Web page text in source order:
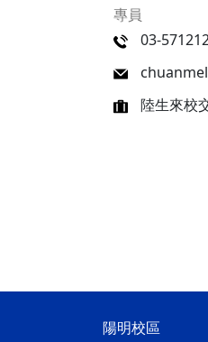
專員
03-
陸生來校
陽明校區